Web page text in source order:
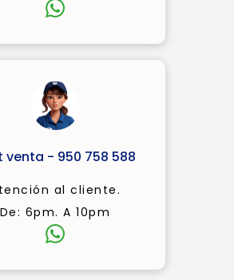
venta - 950 758 588
al cliente.
De: 6pm. A 10pm